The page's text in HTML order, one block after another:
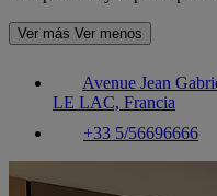
Ver más Ver menos
Avenue Jean
LE LAC, Francia
+33 5/56696666